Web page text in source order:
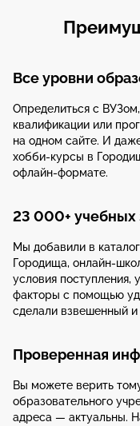
Все уровни
Определиться с
квалификации или
на одном сайте. И
хобби-курсы в
офлайн-формате.
23 000+
Мы добавили в
Городища, онлайн-
условия
факторы с помощью
сделали взвешенный
Проверенная
Вы можете верить
образовательного
адреса — актуальны.